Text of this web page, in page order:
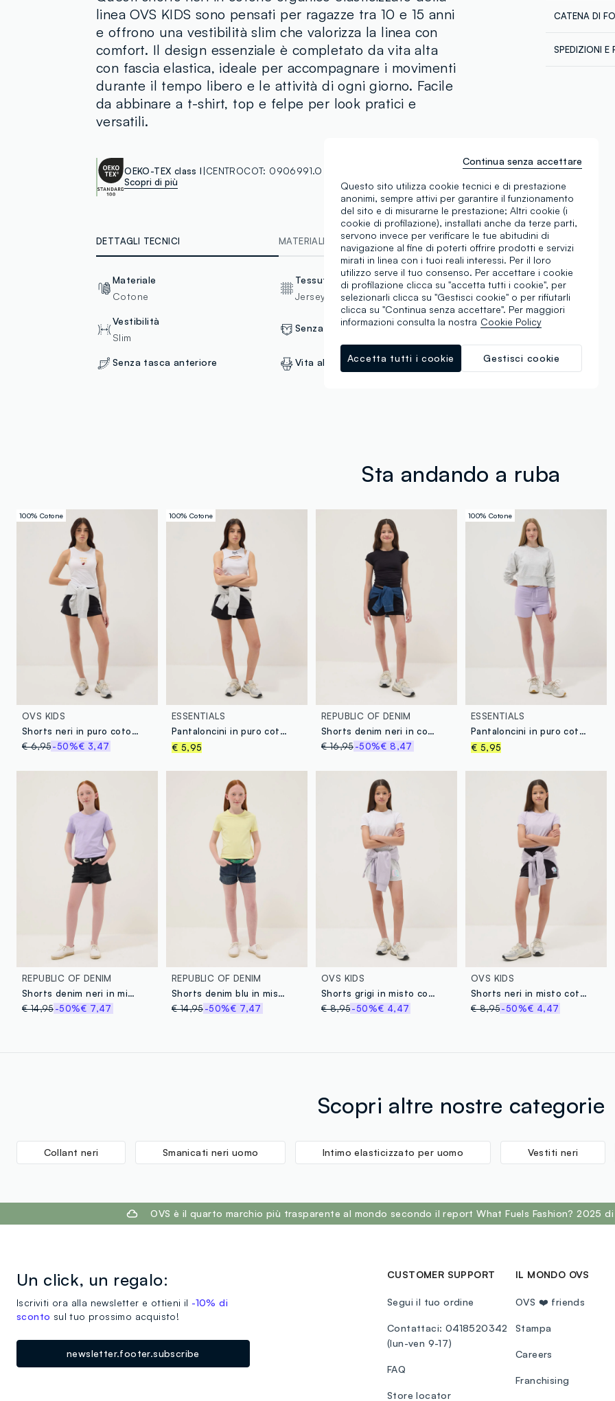
linea OVS KIDS sono pensati per ragazze tra 10 e 15 anni
e offrono una vestibilità slim che valorizza la linea con
comfort. Il design essenziale è completato da vita alta
con fascia elastica, ideale per accompagnare i movimenti
durante il tempo libero e le attività di ogni giorno. Facile
da abbinare a t-shirt, top e felpe per look pratici e
versatili.
OEKO-TEX class I CENTROCOT: 0906991.O
Scopri di più
DETTAGLI TECNICI MATERIALI E FILIERA
Materiale
Cotone
Tessuto
Jersey
Vestibilità
Slim
Senza tasca posteriore
Senza tasca anteriore Vita alta
CATENA DI
KPR SUGAR
SPEDIZIONI E
Sta andando a ruba
100% Cotone
OVS KIDS
Shorts neri in puro cotone da ragazza con vita elasticizzata
€ 6,95-50%€ 3,47
100% Cotone
ESSENTIALS
Pantaloncini in puro cotone nero da ragazza regular fit
€ 5,95
REPUBLIC OF DENIM
Shorts denim neri in cotone elasticizzato da ragazza slim fit
€ 16,95-50%€ 8,47
100% Cotone
ESSENTIALS
Pantaloncini in puro cotone viola da ragazza regular fit
€ 5,95
REPUBLIC OF DENIM
Shorts denim neri in misto cotone elasticizzato da ragazza slim fit
€ 14,95-50%€ 7,47
REPUBLIC OF DENIM
Shorts denim blu in misto cotone elasticizzato da ragazza slim fit
€ 14,95-50%€ 7,47
OVS KIDS
Shorts grigi in misto cotone con vita elasticizzata per ragazza comfort fit
€ 8,95-50%€ 4,47
OVS KIDS
Shorts neri in misto cotone con vita elastica
€ 8,95-50%€ 4,47
Scopri altre nostre categorie
Collant neri Smanicati neri uomo Intimo elasticizzato per uomo Vestiti neri
OVS è il quarto marchio più trasparente al mondo secondo il report What Fuels Fashion? 2025 di
Un click, un regalo:
Iscriviti ora alla newsletter e ottieni il -10% di
sconto sul tuo prossimo acquisto!
newsletter.footer.subscribe
CUSTOMER SUPPORT
Segui il tuo ordine
Contattaci: 0418520342
(lun-ven 9-17)
FAQ
Store locator
IL MONDO OVS
OVS ❤️ friends
Stampa
Careers
Franchising
Questo sito utilizza cookie tecnici e di prestazione
anonimi, sempre attivi per garantire il funzionamento
del sito e di misurarne le prestazione; Altri cookie (i
cookie di profilazione), installati anche da terze parti,
servono invece per verificare le tue abitudini di
navigazione al fine di poterti offrire prodotti e servizi
mirati in linea con i tuoi reali interessi. Per il loro
utilizzo serve il tuo consenso. Per accettare i cookie
di profilazione clicca su "accetta tutti i cookie", per
selezionarli clicca su "Gestisci cookie" o per rifiutarli
clicca su "Continua senza accettare". Per maggiori
informazioni consulta la nostra Cookie Policy
Gestisci cookie
Accetta tutti i cookie
Continua senza accettare